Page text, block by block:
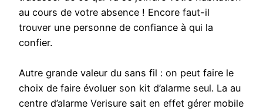
au cours de votre absence ! Encore faut-il
trouver une personne de confiance à qui la
confier.
Autre grande valeur du sans fil : on peut faire le
choix de faire évoluer son kit d’alarme seul. La au
centre d’alarme Verisure sait en effet gérer mobile